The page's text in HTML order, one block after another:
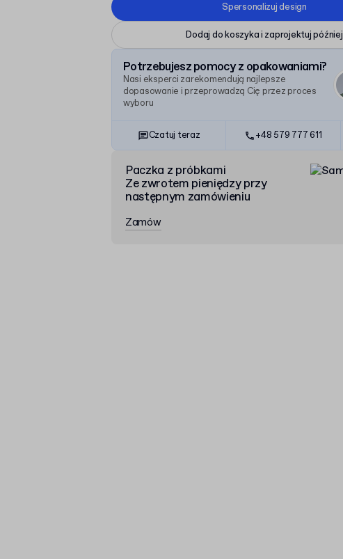
Spersonalizuj design
Dodaj do koszyka i zaprojektuj później
Potrzebujesz pomocy z opakowaniami?
Nasi eksperci zarekomendują najlepsze
dopasowanie i przeprowadzą Cię przez proces
wyboru
Czatuj teraz +48 579 777 611
Paczka z próbkami
Ze zwrotem pieniędzy przy
następnym zamówieniu
Zamów